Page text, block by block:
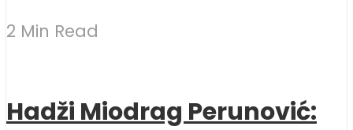
2 Min Read
Hadži Miodrag Perunović: